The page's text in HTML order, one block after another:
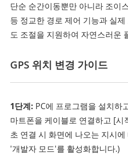
단순 순간이동뿐만 아니라 조이
등 정교한 경로 제어 기능과 실
도 조절을 지원하여 자연스러운
GPS 위치 변경 가이드
1단계: PC에 프로그램을 설치하
마트폰을 케이블로 연결하고 [시
초 연결 시 화면에 나오는 지시
'개발자 모드'를 활성화합니다.)